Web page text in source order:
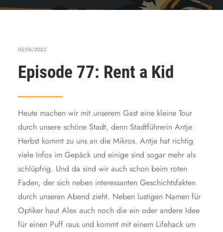
03/06/2022
Episode 77: Rent a Kid
Heute machen wir mit unserem Gast eine kleine Tour
durch unsere schöne Stadt, denn Stadtführerin Antje
Herbst kommt zu uns an die Mikros. Antje hat richtig
viele Infos im Gepäck und einige sind sogar mehr als
schlüpfrig. Und da sind wir auch schon beim roten
Faden, der sich neben interessanten Geschichtsfakten
durch unseren Abend zieht. Neben lustigen Namen für
Optiker haut Alex auch noch die ein oder andere Idee
für einen Puff raus und kommt mit einem Lifehack um